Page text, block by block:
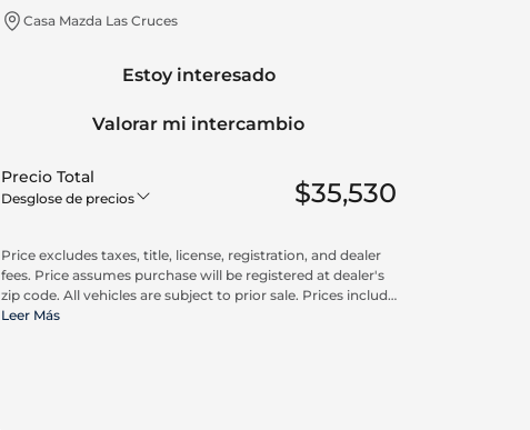
Casa Mazda Las Cruces
Estoy interesado
Valorar mi intercambio
Precio Total
Desglose de precios $35,530
Price excludes taxes, title, license, registration, and dealer
fees. Price assumes purchase will be registered at dealer's
zip code. All vehicles are subject to prior sale. Prices include
all applicable rebates and incentives available to all
Leer Más